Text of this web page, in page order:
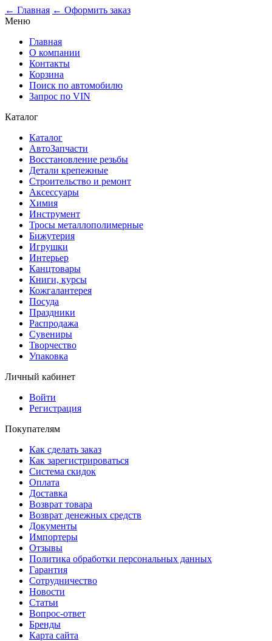
← Главная ← Оформить заказ
Меню
Главная
О компании
Контакты
Корзина
Поиск по автомобилю
Запрос по VIN
Каталог
Каталог
АвтоЗапчасти
Восстановление резьбы
Детали крепежные
Строительство и ремонт
Аксессуары
Химия
Инструмент
Тросы металлополимерные
Бижутерия
Игрушки
Интерьер
Канцтовары
Книги, курсы
Кожгалантерея
Посуда
Праздники
Распродажа
Сувениры
Творчество
Упаковка
Личный кабинет
Войти
Регистрация
Покупателям
Как сделать заказ
Как зарегистрироваться
Система скидок
Оплата
Доставка
Возврат товара
Возврат денежных средств
Документы
Импортеры
Отзывы
Политика обработки персональных данных
Гарантия
Сотрудничество
Новости
Статьи
Вопрос-ответ
Бренды
Карта сайта